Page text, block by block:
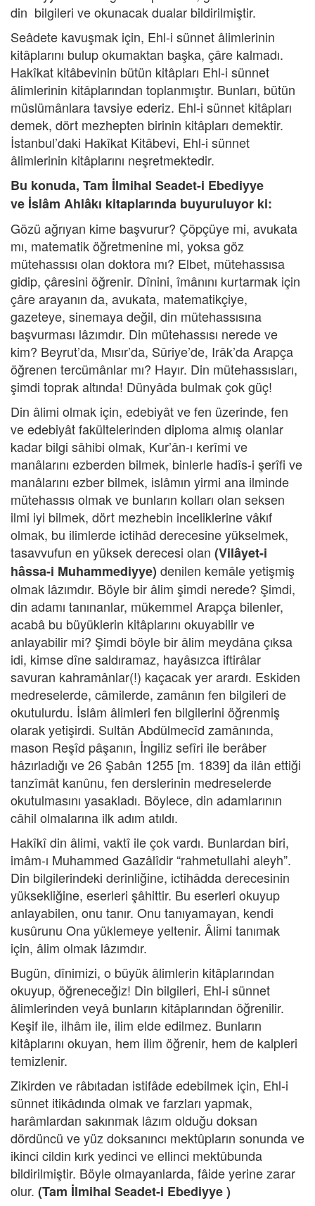
din bilgileri ve okunacak dualar bildirilmiştir.
Seâdete kavuşmak için, Ehl-i sünnet âlimlerinin
kitâplarını bulup okumaktan başka, çâre kalmadı.
Hakîkat kitâbevinin bütün kitâpları Ehl-i sünnet
âlimlerinin kitâplarından toplanmıştır. Bunları, bütün
müslümânlara tavsiye ederiz. Ehl-i sünnet kitâpları
demek, dört mezhepten birinin kitâpları demektir.
İstanbul’daki Hakîkat Kitâbevi, Ehl-i sünnet
âlimlerinin kitâplarını neşretmektedir.
Bu konuda, Tam İlmihal Seadet-i Ebediyye
ve İslâm Ahlâkı kitaplarında buyuruluyor ki:
Gözü ağrıyan kime başvurur? Çöpçüye mi, avukata
mı, matematik öğretmenine mi, yoksa göz
mütehassısı olan doktora mı? Elbet, mütehassısa
gidip, çâresini öğrenir. Dînini, îmânını kurtarmak için
çâre arayanın da, avukata, matematikçiye,
gazeteye, sinemaya değil, din mütehassısına
başvurması lâzımdır. Din mütehassısı nerede ve
kim? Beyrut’da, Mısır’da, Sûriye’de, Irâk’da Arapça
öğrenen tercümânlar mı? Hayır. Din mütehassısları,
şimdi toprak altında! Dünyâda bulmak çok güç!
Din âlimi olmak için, edebiyât ve fen üzerinde, fen
ve edebiyât fakültelerinden diploma almış olanlar
kadar bilgi sâhibi olmak, Kur’ân-ı kerîmi ve
manâlarını ezberden bilmek, binlerle hadîs-i şerîfi ve
manâlarını ezber bilmek, islâmın yirmi ana ilminde
mütehassıs olmak ve bunların kolları olan seksen
ilmi iyi bilmek, dört mezhebin inceliklerine vâkıf
olmak, bu ilimlerde ictihâd derecesine yükselmek,
tasavvufun en yüksek derecesi olan (Vilâyet-i
hâssa-i Muhammediyye) denilen kemâle yetişmiş
olmak lâzımdır. Böyle bir âlim şimdi nerede? Şimdi,
din adamı tanınanlar, mükemmel Arapça bilenler,
acabâ bu büyüklerin kitâplarını okuyabilir ve
anlayabilir mi? Şimdi böyle bir âlim meydâna çıksa
idi, kimse dîne saldıramaz, hayâsızca iftirâlar
savuran kahramânlar(!) kaçacak yer arardı. Eskiden
medreselerde, câmilerde, zamânın fen bilgileri de
okutulurdu. İslâm âlimleri fen bilgilerini öğrenmiş
olarak yetişirdi. Sultân Abdülmecîd zamânında,
mason Reşîd pâşanın, İngiliz sefîri ile berâber
hâzırladığı ve 26 Şabân 1255 [m. 1839] da ilân ettiği
tanzîmât kanûnu, fen derslerinin medreselerde
okutulmasını yasakladı. Böylece, din adamlarının
câhil olmalarına ilk adım atıldı.
Hakîkî din âlimi, vaktî ile çok vardı. Bunlardan biri,
imâm-ı Muhammed Gazâlîdir “rahmetullahi aleyh”.
Din bilgilerindeki derinliğine, ictihâdda derecesinin
yüksekliğine, eserleri şâhittir. Bu eserleri okuyup
anlayabilen, onu tanır. Onu tanıyamayan, kendi
kusûrunu Ona yüklemeye yeltenir. Âlimi tanımak
için, âlim olmak lâzımdır.
Bugün, dînimizi, o büyük âlimlerin kitâplarından
okuyup, öğreneceğiz! Din bilgileri, Ehl-i sünnet
âlimlerinden veyâ bunların kitâplarından öğrenilir.
Keşif ile, ilhâm ile, ilim elde edilmez. Bunların
kitâplarını okuyan, hem ilim öğrenir, hem de kalpleri
temizlenir.
Zikirden ve râbıtadan istifâde edebilmek için, Ehl-i
sünnet itikâdında olmak ve farzları yapmak,
harâmlardan sakınmak lâzım olduğu doksan
dördüncü ve yüz doksanıncı mektûpların sonunda ve
ikinci cildin kırk yedinci ve ellinci mektûbunda
bildirilmiştir. Böyle olmayanlarda, fâide yerine zarar
olur. (Tam İlmihal Seadet-i Ebediyye )